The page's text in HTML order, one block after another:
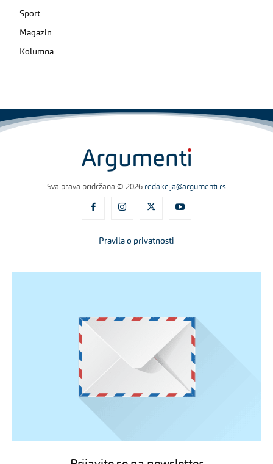
Sport
Magazin
Kolumna
Sva prava pridržana © 2026 redakcija@argumenti.rs
Pravila o privatnosti